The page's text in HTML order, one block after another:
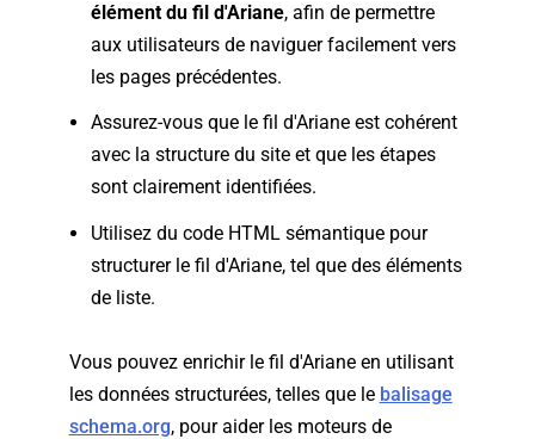
élément du fil d'Ariane, afin de permettre
aux utilisateurs de naviguer facilement vers
les pages précédentes.
Assurez-vous que le fil d'Ariane est cohérent
avec la structure du site et que les étapes
sont clairement identifiées.
Utilisez du code HTML sémantique pour
structurer le fil d'Ariane, tel que des éléments
de liste.
Vous pouvez enrichir le fil d'Ariane en utilisant
les données structurées, telles que le balisage
schema.org, pour aider les moteurs de